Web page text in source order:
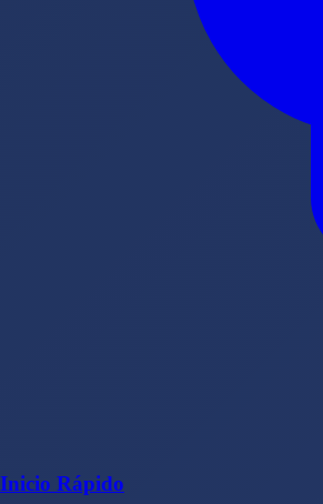
Inicio Rápido